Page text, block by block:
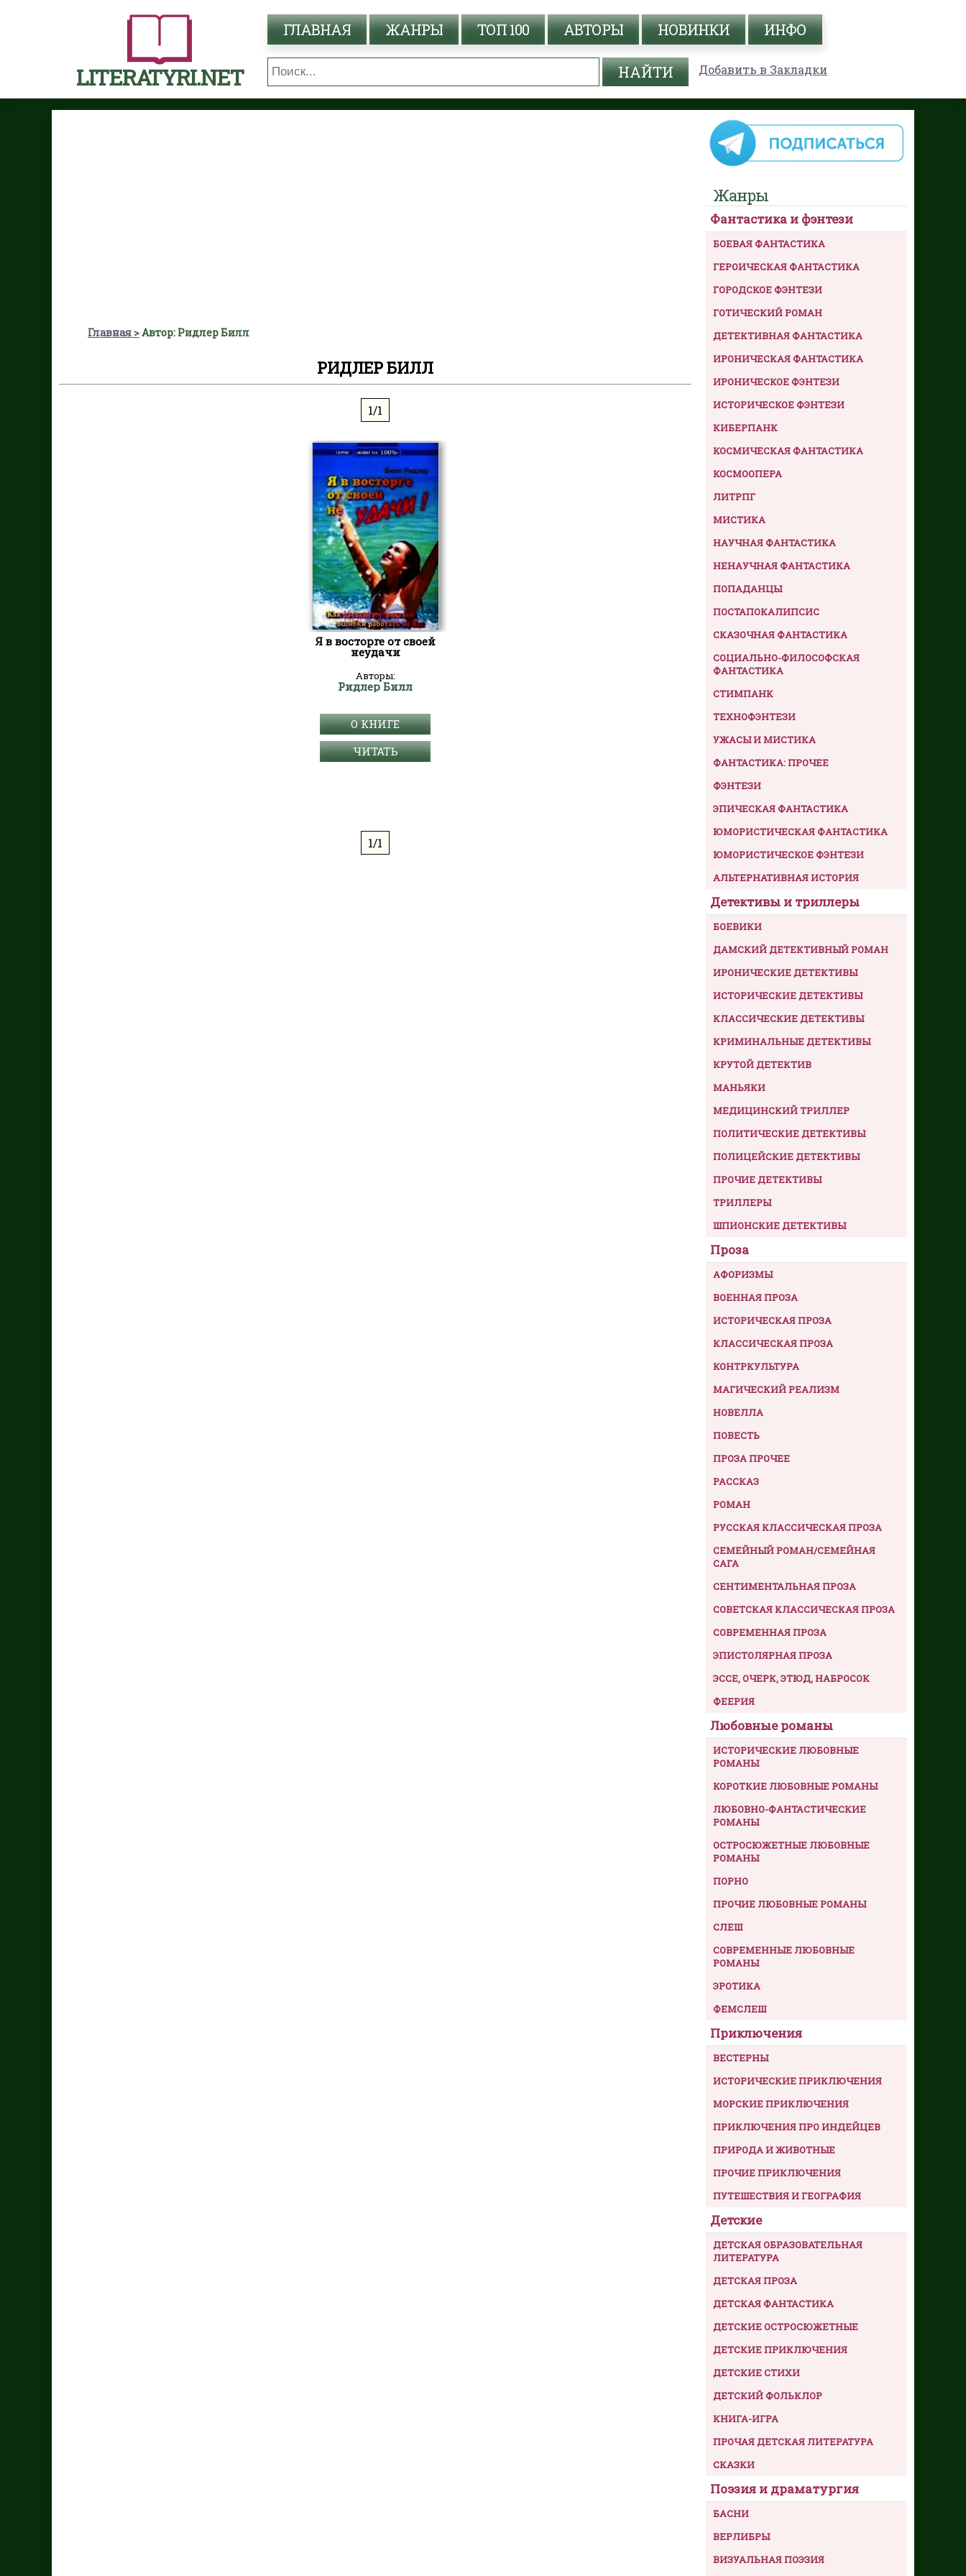
LITERATYRI.NET
ГЛАВНАЯ ЖАНРЫ ТОП 100 АВТОРЫ НОВИНКИ ИНФО
Добавить в Закладки
Главная Автор: Ридлер Билл
РИДЛЕР БИЛЛ
1/1
Я в восторге от своей
неудачи
Авторы:
Ридлер Билл
О КНИГЕ
ЧИТАТЬ
1/1
Жанры
Фантастика и фэнтези
БОЕВАЯ ФАНТАСТИКА
ГЕРОИЧЕСКАЯ ФАНТАСТИКА
ГОРОДСКОЕ ФЭНТЕЗИ
ГОТИЧЕСКИЙ РОМАН
ДЕТЕКТИВНАЯ ФАНТАСТИКА
ИРОНИЧЕСКАЯ ФАНТАСТИКА
ИРОНИЧЕСКОЕ ФЭНТЕЗИ
ИСТОРИЧЕСКОЕ ФЭНТЕЗИ
КИБЕРПАНК
КОСМИЧЕСКАЯ ФАНТАСТИКА
КОСМООПЕРА
ЛИТРПГ
МИСТИКА
НАУЧНАЯ ФАНТАСТИКА
НЕНАУЧНАЯ ФАНТАСТИКА
ПОПАДАНЦЫ
ПОСТАПОКАЛИПСИС
СКАЗОЧНАЯ ФАНТАСТИКА
СОЦИАЛЬНО-ФИЛОСОФСКАЯ
ФАНТАСТИКА
СТИМПАНК
ТЕХНОФЭНТЕЗИ
УЖАСЫ И МИСТИКА
ФАНТАСТИКА: ПРОЧЕЕ
ФЭНТЕЗИ
ЭПИЧЕСКАЯ ФАНТАСТИКА
ЮМОРИСТИЧЕСКАЯ ФАНТАСТИКА
ЮМОРИСТИЧЕСКОЕ ФЭНТЕЗИ
АЛЬТЕРНАТИВНАЯ ИСТОРИЯ
Детективы и триллеры
БОЕВИКИ
ДАМСКИЙ ДЕТЕКТИВНЫЙ РОМАН
ИРОНИЧЕСКИЕ ДЕТЕКТИВЫ
ИСТОРИЧЕСКИЕ ДЕТЕКТИВЫ
КЛАССИЧЕСКИЕ ДЕТЕКТИВЫ
КРИМИНАЛЬНЫЕ ДЕТЕКТИВЫ
КРУТОЙ ДЕТЕКТИВ
МАНЬЯКИ
МЕДИЦИНСКИЙ ТРИЛЛЕР
ПОЛИТИЧЕСКИЕ ДЕТЕКТИВЫ
ПОЛИЦЕЙСКИЕ ДЕТЕКТИВЫ
ПРОЧИЕ ДЕТЕКТИВЫ
ТРИЛЛЕРЫ
ШПИОНСКИЕ ДЕТЕКТИВЫ
Проза
АФОРИЗМЫ
ВОЕННАЯ ПРОЗА
ИСТОРИЧЕСКАЯ ПРОЗА
КЛАССИЧЕСКАЯ ПРОЗА
КОНТРКУЛЬТУРА
МАГИЧЕСКИЙ РЕАЛИЗМ
НОВЕЛЛА
ПОВЕСТЬ
ПРОЗА ПРОЧЕЕ
РАССКАЗ
РОМАН
РУССКАЯ КЛАССИЧЕСКАЯ ПРОЗА
СЕМЕЙНЫЙ РОМАН/СЕМЕЙНАЯ
САГА
СЕНТИМЕНТАЛЬНАЯ ПРОЗА
СОВЕТСКАЯ КЛАССИЧЕСКАЯ ПРОЗА
СОВРЕМЕННАЯ ПРОЗА
ЭПИСТОЛЯРНАЯ ПРОЗА
ЭССЕ, ОЧЕРК, ЭТЮД, НАБРОСОК
ФЕЕРИЯ
Любовные романы
ИСТОРИЧЕСКИЕ ЛЮБОВНЫЕ
РОМАНЫ
КОРОТКИЕ ЛЮБОВНЫЕ РОМАНЫ
ЛЮБОВНО-ФАНТАСТИЧЕСКИЕ
РОМАНЫ
ОСТРОСЮЖЕТНЫЕ ЛЮБОВНЫЕ
РОМАНЫ
ПОРНО
ПРОЧИЕ ЛЮБОВНЫЕ РОМАНЫ
СЛЕШ
СОВРЕМЕННЫЕ ЛЮБОВНЫЕ
РОМАНЫ
ЭРОТИКА
ФЕМСЛЕШ
Приключения
ВЕСТЕРНЫ
ИСТОРИЧЕСКИЕ ПРИКЛЮЧЕНИЯ
МОРСКИЕ ПРИКЛЮЧЕНИЯ
ПРИКЛЮЧЕНИЯ ПРО ИНДЕЙЦЕВ
ПРИРОДА И ЖИВОТНЫЕ
ПРОЧИЕ ПРИКЛЮЧЕНИЯ
ПУТЕШЕСТВИЯ И ГЕОГРАФИЯ
Детские
ДЕТСКАЯ ОБРАЗОВАТЕЛЬНАЯ
ЛИТЕРАТУРА
ДЕТСКАЯ ПРОЗА
ДЕТСКАЯ ФАНТАСТИКА
ДЕТСКИЕ ОСТРОСЮЖЕТНЫЕ
ДЕТСКИЕ ПРИКЛЮЧЕНИЯ
ДЕТСКИЕ СТИХИ
ДЕТСКИЙ ФОЛЬКЛОР
КНИГА-ИГРА
ПРОЧАЯ ДЕТСКАЯ ЛИТЕРАТУРА
СКАЗКИ
Поэзия и драматургия
БАСНИ
ВЕРЛИБРЫ
ВИЗУАЛЬНАЯ ПОЭЗИЯ